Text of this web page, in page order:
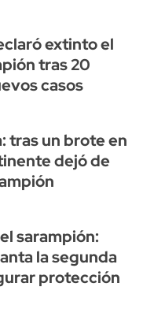
extinto el
tras 20
casos
tras un brote en
dejó de
sarampión:
la segunda
protección